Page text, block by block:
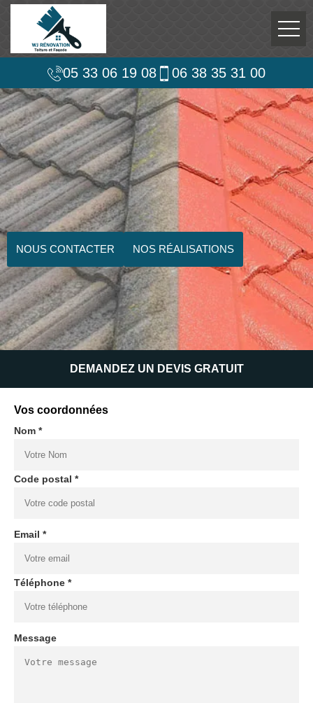
05 33 06 19 08 06 38 35 31 00
NOUS CONTACTER NOS RÉALISATIONS
DEMANDEZ UN DEVIS GRATUIT
Vos coordonnées
Nom *
Code postal *
Email *
Téléphone *
Message